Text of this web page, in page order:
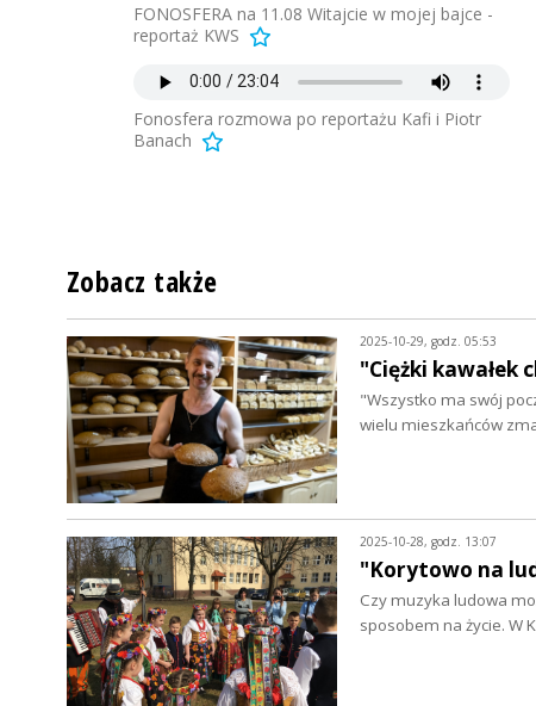
FONOSFERA na 11.08 Witajcie w mojej bajce -
reportaż KWS
Fonosfera rozmowa po reportażu Kafi i Piotr
Banach
Zobacz także
2025-10-29, godz. 05:53
"Ciężki kawałek
"Wszystko ma swój
wielu mieszkańców
2025-10-28, godz. 13:07
"Korytowo na
Czy muzyka ludowa
sposobem na życie. W